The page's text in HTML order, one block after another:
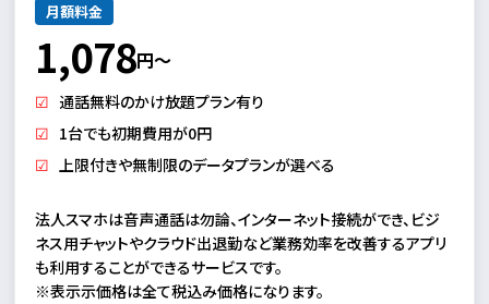
月額料金
1,078円～
通話無料のかけ放題プラン有り
1台でも初期費用が0円
上限付きや無制限のデータプランが選べる
法人スマホは音声通話は勿論、インターネット接続ができ、ビジ
ネス用チャットやクラウド出退勤など業務効率を改善するアプリ
も利用することができるサービスです。
※表示示価格は全て税込み価格になります。